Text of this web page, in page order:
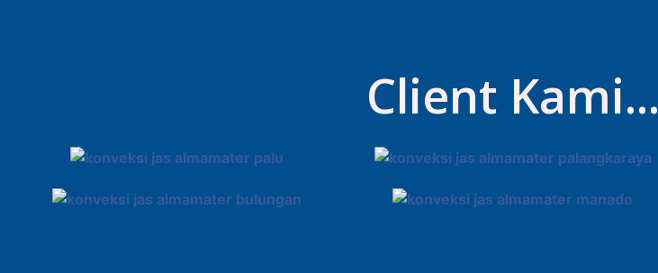
Client Kami...